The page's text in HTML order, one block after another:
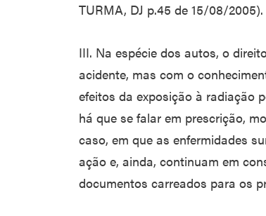
TURMA, DJ p.45 de 15/08/2005).
III. Na espécie dos autos, o
acidente, mas com o
efeitos da exposição à radiação
há que se falar em prescrição,
caso, em que as enfermidades
ação e, ainda, continuam em
documentos carreados para os